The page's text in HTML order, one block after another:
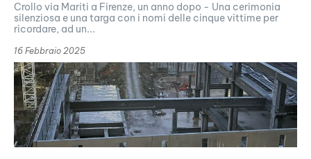
Crollo via Mariti a Firenze, un anno dopo - Una cerimonia
silenziosa e una targa con i nomi delle cinque vittime per
ricordare, ad un...
16 Febbraio 2025